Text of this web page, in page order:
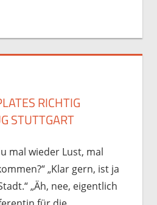
RICHTIG
STUTTGART
mal wieder Lust, mal
„Klar gern, ist ja
„Äh, nee, eigentlich